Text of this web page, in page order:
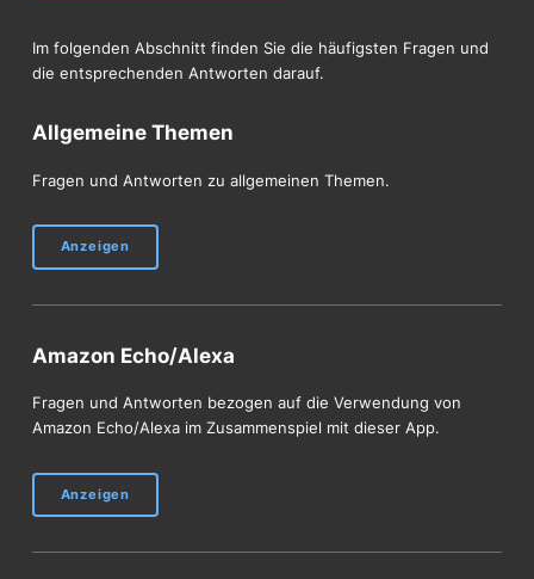
Im folgenden Abschnitt finden Sie die häufigsten Fragen und
die entsprechenden Antworten darauf.
Allgemeine Themen
Fragen und Antworten zu allgemeinen Themen.
Anzeigen
Amazon Echo/Alexa
Fragen und Antworten bezogen auf die Verwendung von
Amazon Echo/Alexa im Zusammenspiel mit dieser App.
Anzeigen